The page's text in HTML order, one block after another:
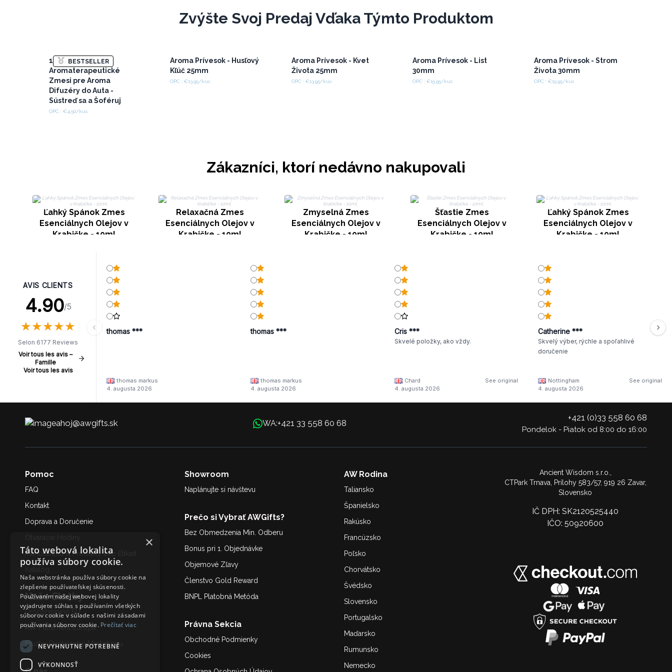
Zvýšte Svoj Predaj Vďaka Týmto Produktom
BESTSELLER
10ml
Aromaterapeutické
Zmesi pre Aroma
Difuzéry do Auta -
Sústreď sa a Šoféruj
OPC : €4.50/kus
Aroma Prívesok - Husľový
Kľúč 25mm
OPC : €13.95/kus
Aroma Prívesok - Kvet
Života 25mm
OPC : €13.95/kus
Aroma Prívesok - List
30mm
OPC : €15.95/kus
Aroma Prívesok - Strom
Života 30mm
OPC : €15.95/kus
Zákazníci, ktorí nedávno nakupovali
Ľahký Spánok Zmes
Esenciálnych Olejov v
Krabičke - 10ml
Relaxačná Zmes
Esenciálnych Olejov v
Krabičke - 10ml
Zmyselná Zmes
Esenciálnych Olejov v
Krabičke - 10ml
Šťastie Zmes
Esenciálnych Olejov v
Krabičke - 10ml
Ľahký Spánok Zmes
Esenciálnych Olejov v
Krabičke - 10ml
AVIS CLIENTS
4.90/5
★★★★★
★★★★★
Selon 6177 Reviews
Voir tous les avis –
Famille
Voir tous les avis
thomas ***
thomas markus
4. augusta 2026
thomas ***
thomas markus
4. augusta 2026
Cris ***
Skvelé položky, ako vždy.
Chard
See original
4. augusta 2026
Catherine ***
Skvelý výber, rýchle a spoľahlivé
doručenie
Nottingham
See original
4. augusta 2026
ahoj@awgifts.sk WA:+421 33 558 60 68
+421 (0)33 558 60 68
Pondelok - Piatok od 8:00 do 16:00
Pomoc
FAQ
Kontakt
Doprava a Doručenie
Manufaktúra & Produkty bez Etikiet
Naše Služby
Dropshipping EU
AW Fulfilment Európa
Služby Digitálneho Marketing
Showroom
Naplánujte si návštevu
Prečo si Vybrať AWGifts?
Bez Obmedzenia Min. Odberu
Bonus pri 1. Objednávke
Objemové Zľavy
Členstvo Gold Reward
BNPL Platobná Metóda
Právna Sekcia
Obchodné Podmienky
Cookies
AW Rodina
Taliansko
Španielsko
Rakúsko
Francúzsko
Poľsko
Chorvátsko
Švédsko
Slovensko
Portugalsko
Maďarsko
Rumunsko
Nemecko
Ancient Wisdom s.r.o.,
CTPark Trnava, Prílohy 583/57, 919 26 Zavar,
Slovensko
IČ DPH: SK2120525440
IČO: 50920600
×
Táto webová lokalita
používa súbory cookie.
Naša webstránka používa súbory cookie na
zlepšenie používateľskej skúsenosti.
Používaním našej webovej lokality
vyjadrujete súhlas s používaním všetkých
súborov cookie v súlade s našimi zásadami
používania súborov cookie. Prečítať viac
NEVYHNUTNE POTREBNÉ
VÝKONNOSŤ